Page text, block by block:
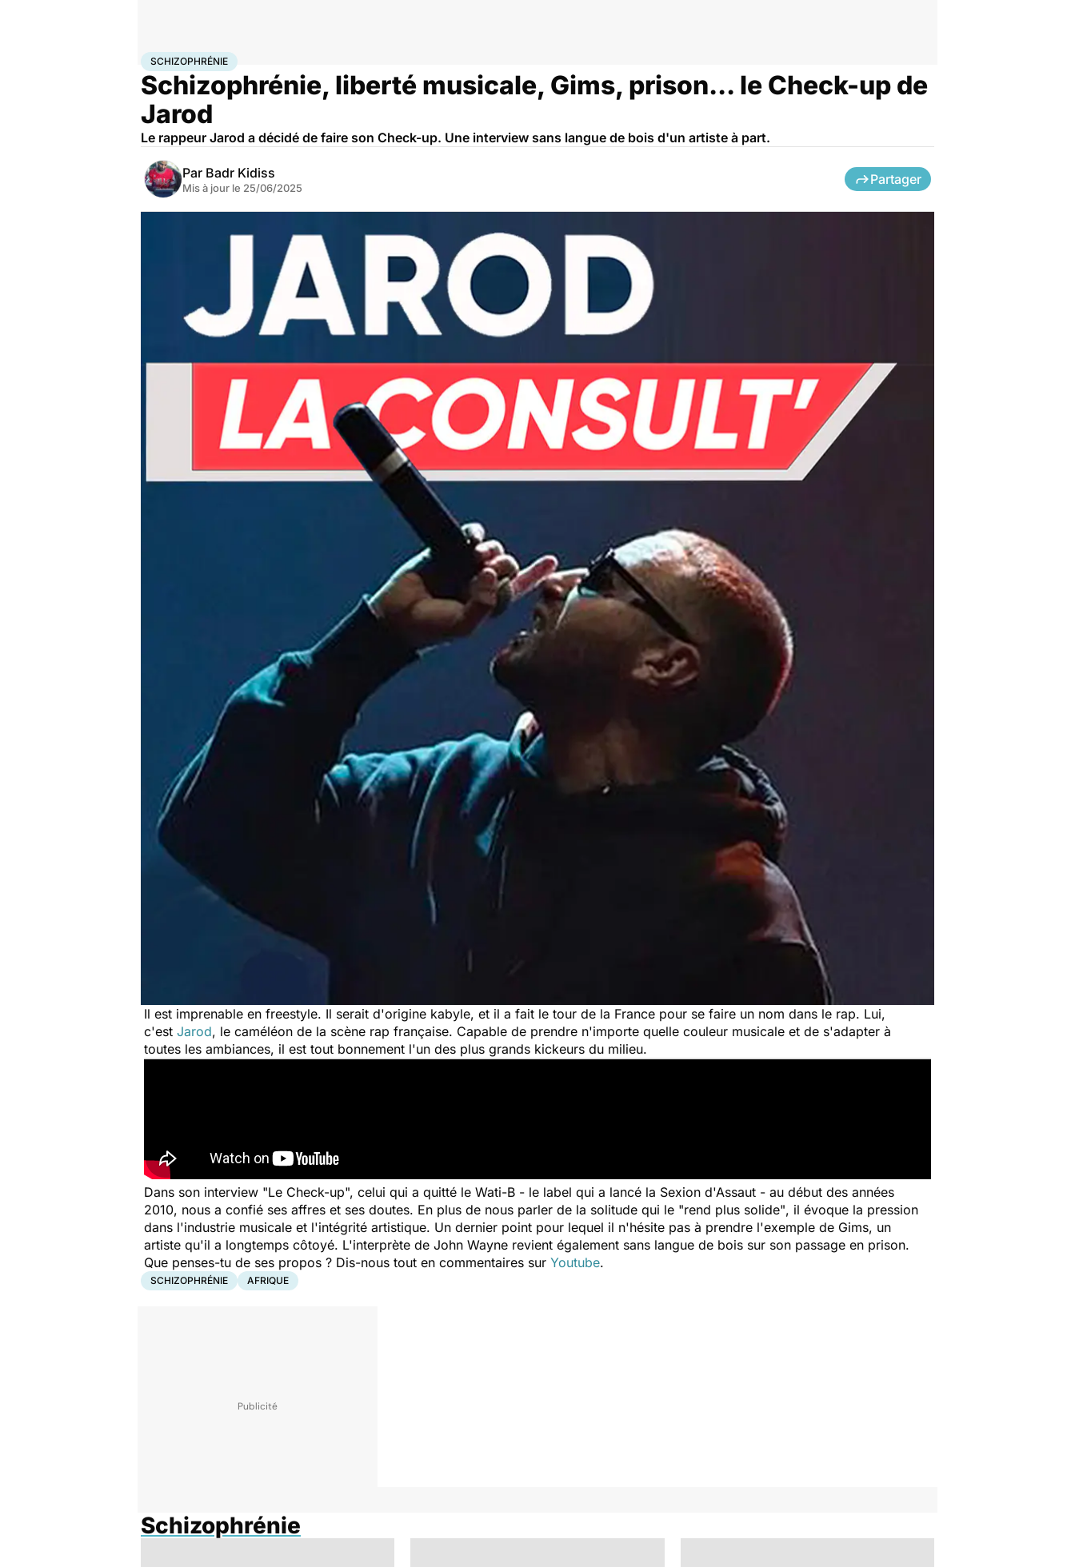
AccueilSantéSchizophrénie
SCHIZOPHRÉNIE
Schizophrénie, liberté musicale, Gims, prison... le Check-up de
Jarod
Le rappeur Jarod a décidé de faire son Check-up. Une interview sans langue de bois d'un artiste à part.
Par Badr Kidiss
Mis à jour le 25/06/2025
Partager
Il est imprenable en freestyle. Il serait d'origine kabyle, et il a fait le tour de la France pour se faire un nom dans le rap. Lui,
c'est Jarod, le caméléon de la scène rap française. Capable de prendre n'importe quelle couleur musicale et de s'adapter à
toutes les ambiances, il est tout bonnement l'un des plus grands kickeurs du milieu.
Dans son interview "Le Check-up", celui qui a quitté le Wati-B - le label qui a lancé la Sexion d'Assaut - au début des années
2010, nous a confié ses affres et ses doutes. En plus de nous parler de la solitude qui le "rend plus solide", il évoque la pression
dans l'industrie musicale et l'intégrité artistique. Un dernier point pour lequel il n'hésite pas à prendre l'exemple de Gims, un
artiste qu'il a longtemps côtoyé. L'interprète de John Wayne revient également sans langue de bois sur son passage en prison.
Que penses-tu de ses propos ? Dis-nous tout en commentaires sur Youtube.
SCHIZOPHRÉNIE AFRIQUE
Schizophrénie